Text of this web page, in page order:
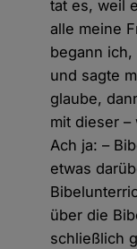
tat es, weil
alle meine
begann
und sagte
glaube,
mit dieser –
Ach ja: –
etwas
über die
schließlich